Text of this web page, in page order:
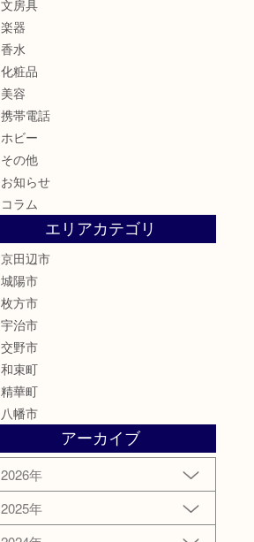
文房具
楽器
香水
化粧品
美容
携帯電話
ホビー
その他
お知らせ
コラム
エリアカテゴリ
京田辺市
城陽市
枚方市
宇治市
交野市
和束町
精華町
八幡市
アーカイブ
2026年
2025年